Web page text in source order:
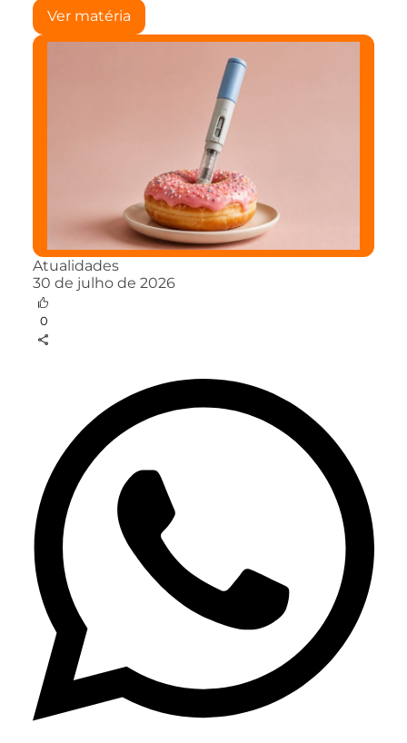
Ver matéria
Atualidades
30 de julho de 2026
0